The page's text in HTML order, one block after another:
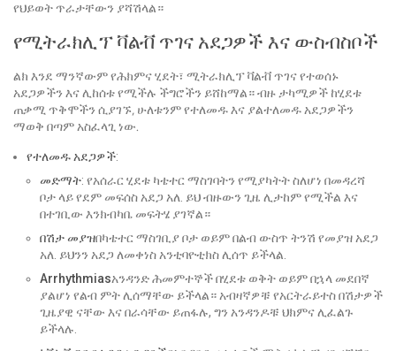
የህይወት ጥራታቸውን ያሻሽላል።
የሚትራክሊፕ ቫልቭ ጥገና አደጋዎች እና ውስብስቦች
ልክ እንደ ማንኛውም የሕክምና ሂደት፣ ሚትራክሊፕ ቫልቭ ጥገና የተወሰኑ
አደጋዎችን እና ሊከሰቱ የሚችሉ ችግሮችን ይሸከማል። ብዙ ታካሚዎች ከሂደቱ
ጠቃሚ ጥቅሞችን ሲያገኙ, ሁለቱንም የተለመዱ እና ያልተለመዱ አደጋዎችን
ማወቅ በጣም አስፈላጊ ነው.
የተለመዱ አደጋዎች:
መድማት: የአሰራር ሂደቱ ካቴተር ማስገባትን የሚያካትት ስለሆነ በመዳረሻ
ቦታ ላይ የደም መፍሰስ አደጋ አለ. ይህ ብዙውን ጊዜ ሊታከም የሚችል እና
በተገቢው እንክብካቤ መፍትሄ ያገኛል።
በሽታ መያዝበካቴተር ማስገቢያ ቦታ ወይም በልብ ውስጥ ትንሽ የመያዝ አደጋ
አለ. ይህንን አደጋ ለመቀነስ አንቲባዮቲክስ ሊሰጥ ይችላል.
Arrhythmiasአንዳንድ ሕመምተኞች በሂደቱ ወቅት ወይም በኋላ መደበኛ
ያልሆነ የልብ ምት ሊሰማቸው ይችላል። አብዛኛዎቹ የአርትራይተስ በሽታዎች
ጊዜያዊ ናቸው እና በራሳቸው ይጠፋሉ, ግን አንዳንዶቹ ህክምና ሊፈልጉ
ይችላሉ.